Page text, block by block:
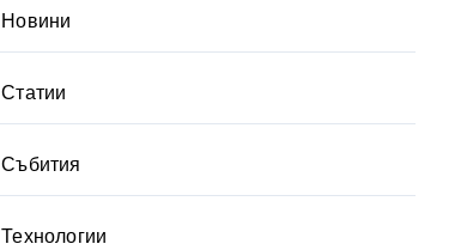
Новини
Статии
Събития
Технологии